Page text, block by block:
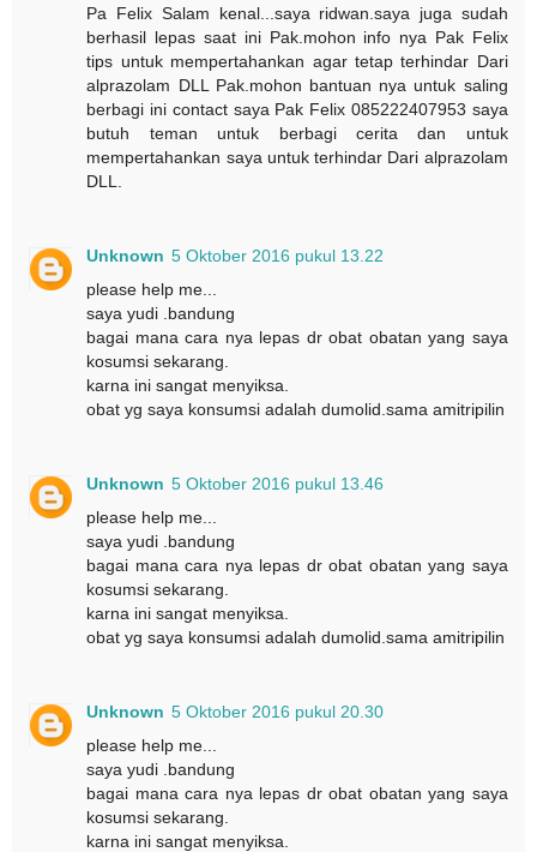
Pa Felix Salam kenal...saya ridwan.saya juga sudah
berhasil lepas saat ini Pak.mohon info nya Pak Felix
tips untuk mempertahankan agar tetap terhindar Dari
alprazolam DLL Pak.mohon bantuan nya untuk saling
berbagi ini contact saya Pak Felix 085222407953 saya
butuh teman untuk berbagi cerita dan untuk
mempertahankan saya untuk terhindar Dari alprazolam
DLL.
Unknown 5 Oktober 2016 pukul 13.22
please help me...
saya yudi .bandung
bagai mana cara nya lepas dr obat obatan yang saya
kosumsi sekarang.
karna ini sangat menyiksa.
obat yg saya konsumsi adalah dumolid.sama amitripilin
Unknown 5 Oktober 2016 pukul 13.46
please help me...
saya yudi .bandung
bagai mana cara nya lepas dr obat obatan yang saya
kosumsi sekarang.
karna ini sangat menyiksa.
obat yg saya konsumsi adalah dumolid.sama amitripilin
Unknown 5 Oktober 2016 pukul 20.30
please help me...
saya yudi .bandung
bagai mana cara nya lepas dr obat obatan yang saya
kosumsi sekarang.
karna ini sangat menyiksa.